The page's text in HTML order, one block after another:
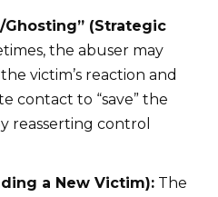
(Strategic
the abuser may
victim’s reaction and
contact to “save” the
reasserting control
a New Victim): The